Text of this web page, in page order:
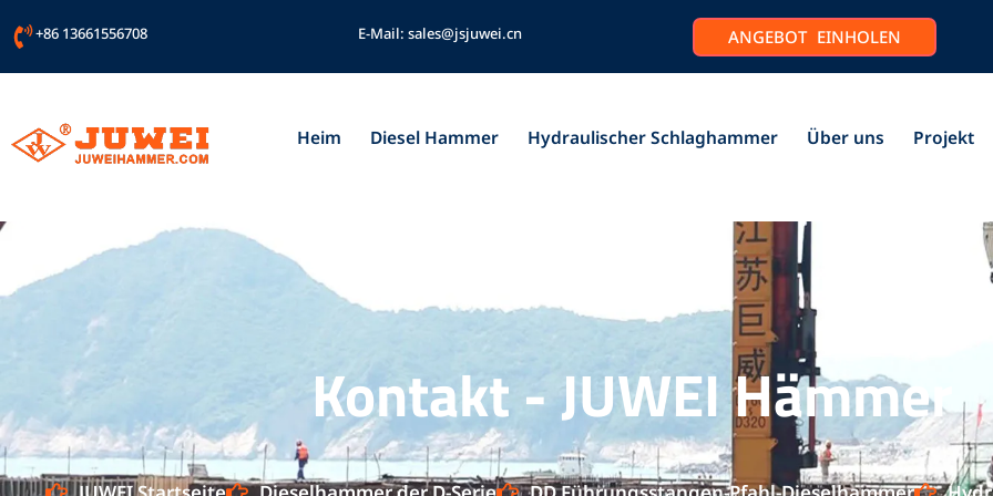
Inhalt+86 13661556708 E-Mail: sales@jsjuwei.cn ANGEBOT EINHOLEN
Heim Diesel Hammer Hydraulischer Schlaghammer Über uns Projekt
Kontakt - JUWEI Hämmer